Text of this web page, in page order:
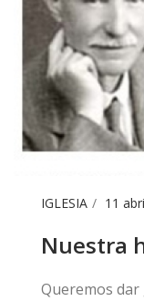
IGLESIA 11
Nuestra
​Queremos dar